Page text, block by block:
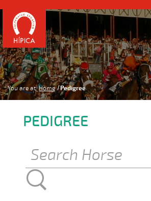
You are at: Home Pedigree
PEDIGREE